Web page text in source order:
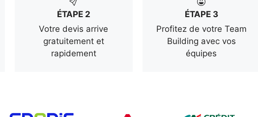
ÉTAPE 2
Votre devis arrive
gratuitement et
rapidement
ÉTAPE 3
Profitez de votre Team
Building avec vos
équipes